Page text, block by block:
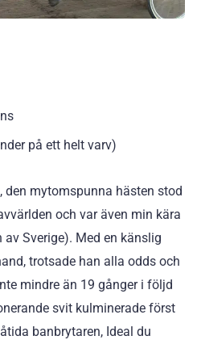
på ett helt varv)
den mytomspunna hästen stod
och var även min kära
Sverige). Med en känslig
trotsade han alla odds och
mindre än 19 gånger i följd
svit kulminerade först
banbrytaren, Ideal du